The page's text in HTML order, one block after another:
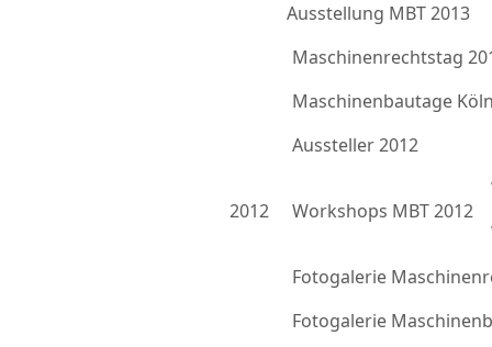
Ausstellung MBT 2013
2012
Maschinenrechtstag
Maschinenbautage
Aussteller 2012
Workshops MBT 2012
Fotogalerie
Fotogalerie